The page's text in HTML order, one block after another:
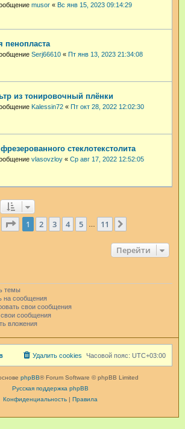
musor « Вс янв 15, 2023 09:14:29
пенопласта
Serj66610 « Пт янв 13, 2023 21:34:08
из тонировочный плёнки
Kalessin72 « Пт окт 28, 2022 12:02:30
стеклотекстолита
vlasovzloy « Ср авг 17, 2022 12:52:05
Страница из 11
1 2 3 4 5 … 11
Перейти
темы
на сообщения
свои сообщения
свои сообщения
вложения
Часовой пояс: UTC+03:00
Удалить cookies
phpBB® Forum Software © phpBB Limited
Русская поддержка phpBB
Конфиденциальность| Правила